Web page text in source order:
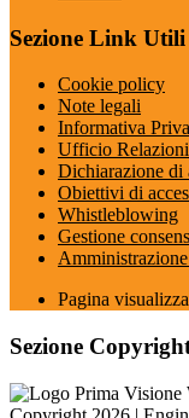
Sezione Link Utili
Cookie policy
Note legali
Informativa
Ufficio
Dichiarazione di
Obiettivi di
Whistleblowing
Gestione
Amministrazione
Pagina
Sezione